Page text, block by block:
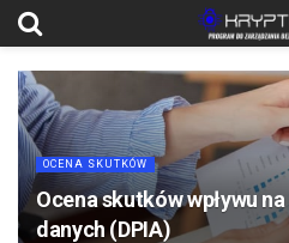
OCENA SKUTKÓW
Ocena skutków wpływu
danych (DPIA)